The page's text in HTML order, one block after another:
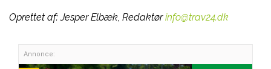
Oprettet af:Jesper Elbæk, Redaktør info@trav24.dk
Annonce: